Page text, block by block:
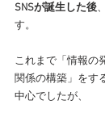
SNSが誕生した後
す。
これまで「情報の
関係の構築」をす
中心でしたが、